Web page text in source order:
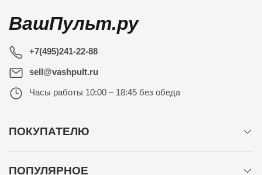
ВашПульт.ру
+7(495)241-22-88
sell@vashpult.ru
Часы работы 10:00 – 18:45 без обеда
ПОКУПАТЕЛЮ
ПОПУЛЯРНОЕ